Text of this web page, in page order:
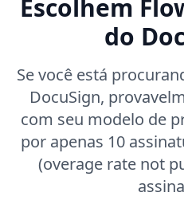
Escolhem
do
Se você está
DocuSign,
com seu modelo de
por apenas 10
(overage rate not